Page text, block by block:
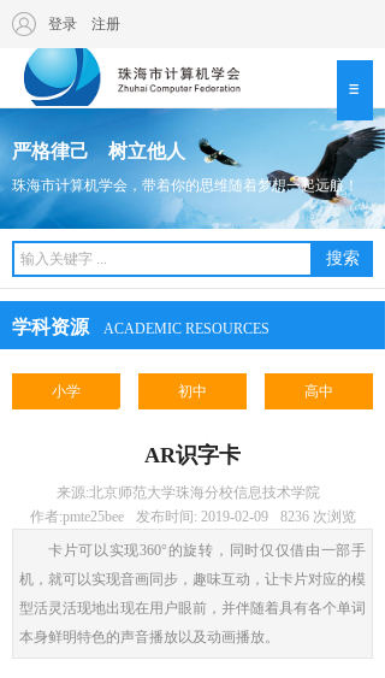
登录 注册
严格律己 树立他人
珠海市计算机学会，带着你的思维随着梦想一起远航！
搜索
学科资源ACADEMIC RESOURCES
初中 高中
小学
AR识字卡
来源:北京师范大学珠海分校信息技术学院
作者:pmte25bee 发布时间: 2019-02-09 8236 次浏览
卡片可以实现360°的旋转，同时仅仅借由一部手
机，就可以实现音画同步，趣味互动，让卡片对应的模
型活灵活现地出现在用户眼前，并伴随着具有各个单词
本身鲜明特色的声音播放以及动画播放。